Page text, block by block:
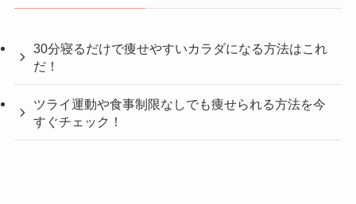
30分寝るだけで痩せやすいカラダになる方法はこれ
だ！
ツライ運動や食事制限なしでも痩せられる方法を今
すぐチェック！